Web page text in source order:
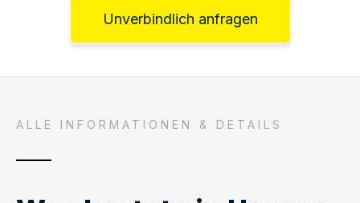
Unverbindlich anfragen
ALLE INFORMATIONEN & DETAILS